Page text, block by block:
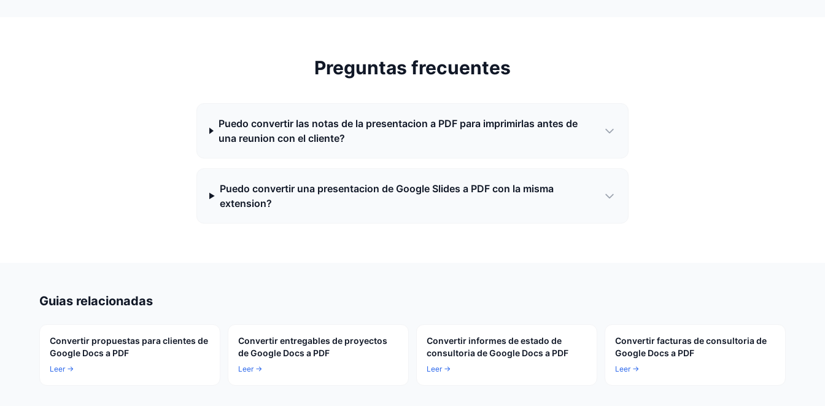
Preguntas frecuentes
Puedo convertir las notas de la presentacion a PDF para imprimirlas antes de
una reunion con el cliente?
Puedo convertir una presentacion de Google Slides a PDF con la misma
extension?
Guias relacionadas
Convertir propuestas para clientes de
Google Docs a PDF
Leer →
Convertir entregables de proyectos
de Google Docs a PDF
Leer →
Convertir informes de estado de
consultoria de Google Docs a PDF
Leer →
Convertir facturas de consultoria de
Google Docs a PDF
Leer →